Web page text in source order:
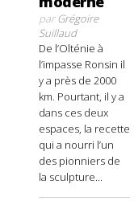
parGrégoire
Suillaud
De l’Olténie à
l’impasse Ronsin il
y a près de 2000
km. Pourtant, il y a
dans ces deux
espaces, la recette
qui a nourri l’un
des pionniers de
la sculpture...